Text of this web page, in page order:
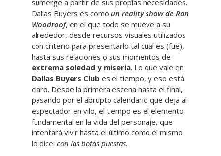
sumerge a partir de sus propias necesidades.
Dallas Buyers es como un reality show de Ron
Woodroof, en el que todo se mueve a su
alrededor, desde recursos visuales utilizados
con criterio para presentarlo tal cual es (fue),
hasta sus relaciones o sus momentos de
extrema soledad y miseria. Lo que vale en
Dallas Buyers Club es el tiempo, y eso está
claro. Desde la primera escena hasta el final,
pasando por el abrupto calendario que deja al
espectador en vilo, el tiempo es el elemento
fundamental en la vida del personaje, que
intentará vivir hasta el último como él mismo
lo dice: con las botas puestas.